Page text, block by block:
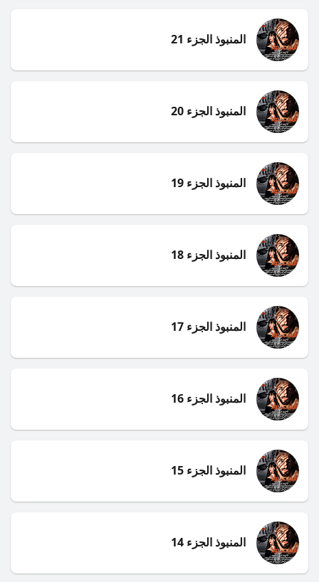
المنبوذ الجزء 21
المنبوذ الجزء 20
المنبوذ الجزء 19
المنبوذ الجزء 18
المنبوذ الجزء 17
المنبوذ الجزء 16
المنبوذ الجزء 15
المنبوذ الجزء 14